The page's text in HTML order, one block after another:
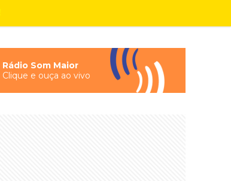
Rádio Som Maior
Clique e ouça ao vivo